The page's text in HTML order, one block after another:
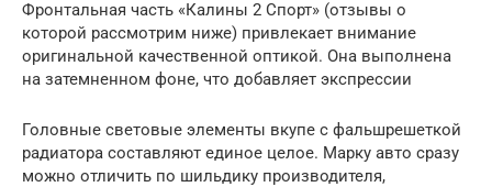
Фронтальная часть «Калины 2 Спорт» (отзывы о
которой рассмотрим ниже) привлекает внимание
оригинальной качественной оптикой. Она выполнена
на затемненном фоне, что добавляет экспрессии
Головные световые элементы вкупе с фальшрешеткой
радиатора составляют единое целое. Марку авто сразу
можно отличить по шильдику производителя,